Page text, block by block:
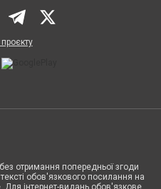
отримання попередньої згоди
обов'язкового посилання на
інтернет-видань обов'язкове